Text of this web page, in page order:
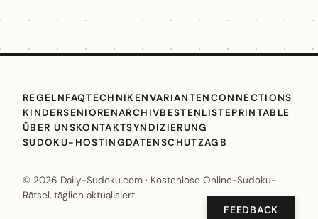
REGELNFAQTECHNIKENVARIANTENCONNECTIONS
KINDERSENIORENARCHIVBESTENLISTEPRINTABLE
ÜBER UNSKONTAKTSYNDIZIERUNG
SUDOKU-HOSTINGDATENSCHUTZAGB
© 2026 Daily-Sudoku.com · Kostenlose Online-Sudoku-
Rätsel, täglich aktualisiert.
FEEDBACK